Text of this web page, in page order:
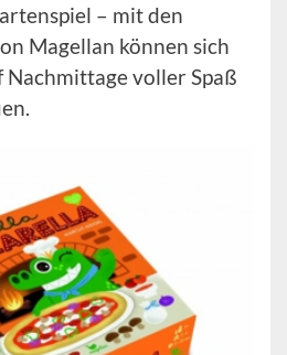
– mit den
Magellan können sich
voller Spaß